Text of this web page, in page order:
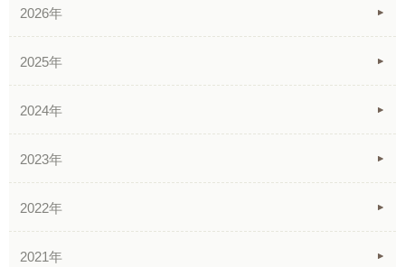
2026年
2025年
2024年
2023年
2022年
2021年